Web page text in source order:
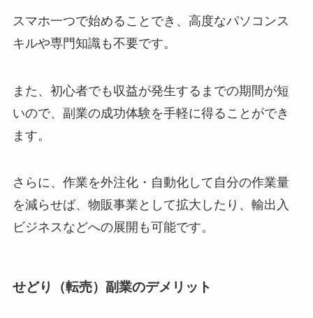
スマホ一つで始めることでき、高度なパソコンス
キルや専門知識も不要です。
また、初心者でも収益が発生するまでの期間が短
いので、副業の成功体験を手軽に得ることができ
ます。
さらに、作業を外注化・自動化して自分の作業量
を減らせば、物販事業として拡大したり、輸出入
ビジネスなどへの展開も可能です。
せどり（転売）副業のデメリット